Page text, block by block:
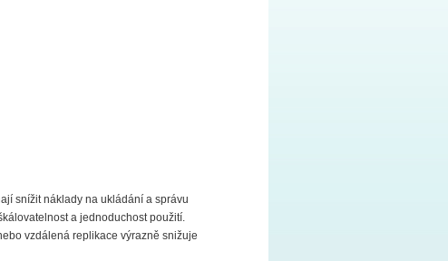
snížit náklady na ukládání a správu
a jednoduchost použití.
vzdálená replikace výrazně snižuje